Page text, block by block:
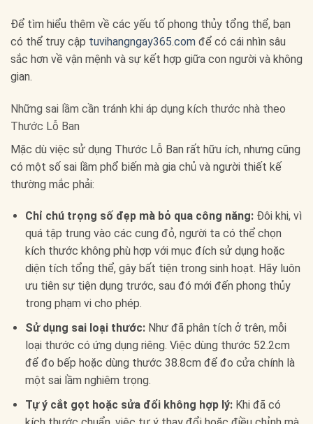
Để tìm hiểu thêm về các yếu tố phong thủy tổng thể, bạn
có thể truy cập tuvihangngay365.com để có cái nhìn sâu
sắc hơn về vận mệnh và sự kết hợp giữa con người và không
gian.
Những sai lầm cần tránh khi áp dụng kích thước nhà theo
Thước Lỗ Ban
Mặc dù việc sử dụng Thước Lỗ Ban rất hữu ích, nhưng cũng
có một số sai lầm phổ biến mà gia chủ và người thiết kế
thường mắc phải:
Chỉ chú trọng số đẹp mà bỏ qua công năng:Đôi khi, vì
quá tập trung vào các cung đỏ, người ta có thể chọn
kích thước không phù hợp với mục đích sử dụng hoặc
diện tích tổng thể, gây bất tiện trong sinh hoạt. Hãy luôn
ưu tiên sự tiện dụng trước, sau đó mới đến phong thủy
trong phạm vi cho phép.
Sử dụng sai loại thước:Như đã phân tích ở trên, mỗi
loại thước có ứng dụng riêng. Việc dùng thước 52.2cm
để đo bếp hoặc dùng thước 38.8cm để đo cửa chính là
một sai lầm nghiêm trọng.
Tự ý cắt gọt hoặc sửa đổi không hợp lý:Khi đã có